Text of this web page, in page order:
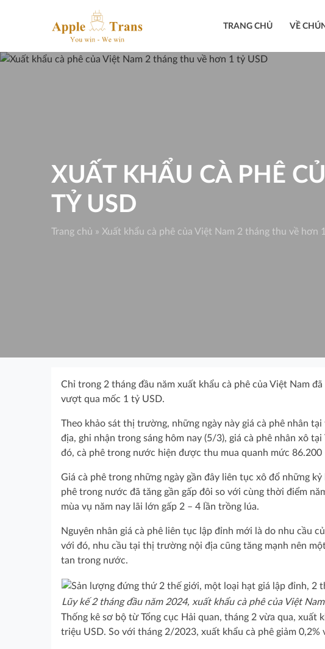
TRANG CHỦ VỀ
XUẤT KHẨU CÀ PHÊ
TỶ USD
Trang chủ » Xuất khẩu cà phê của Việt Nam 2 tháng thu về hơn
Chỉ trong 2 tháng đầu năm xuất khẩu cà phê của Việt Nam
vượt qua mốc 1 tỷ USD.
Theo khảo sát thị trường, những ngày này giá cà phê nhân
địa, ghi nhận trong sáng hôm nay (5/3), giá cà phê nhân xô
đó, cà phê trong nước hiện được thu mua quanh mức 86.200
Giá cà phê trong những ngày gần đây liên tục xô đổ những
phê trong nước đã tăng gần gấp đôi so với cùng thời điểm
mùa vụ năm nay lãi lớn gấp 2 – 4 lần trồng lúa.
Nguyên nhân giá cà phê liên tục lập đỉnh mới là do nhu cầu
với đó, nhu cầu tại thị trường nội địa cũng tăng mạnh nên
tan trong nước.
Lũy kế 2 tháng đầu năm 2024, xuất khẩu cà phê của Việt
Thống kê sơ bộ từ Tổng cục Hải quan, tháng 2 vừa qua,
triệu USD. So với tháng 2/2023, xuất khẩu cà phê giảm